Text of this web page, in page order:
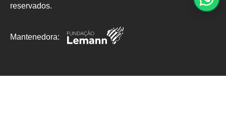
reservados.
Mantenedora: